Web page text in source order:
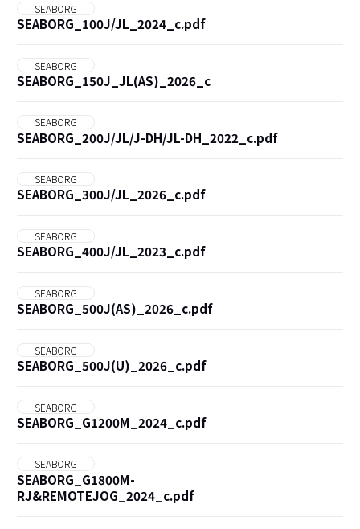
SEABORG
SEABORG_100J/JL_2024_c.pdf
SEABORG
SEABORG_150J_JL(AS)_2026_c
SEABORG
SEABORG_200J/JL/J-DH/JL-DH_2022_c.pdf
SEABORG
SEABORG_300J/JL_2026_c.pdf
SEABORG
SEABORG_400J/JL_2023_c.pdf
SEABORG
SEABORG_500J(AS)_2026_c.pdf
SEABORG
SEABORG_500J(U)_2026_c.pdf
SEABORG
SEABORG_G1200M_2024_c.pdf
SEABORG
SEABORG_G1800M-
RJ&REMOTEJOG_2024_c.pdf